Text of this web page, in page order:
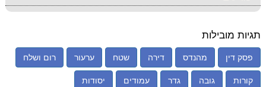
תגיות מובילות
פסק דין מהנדס דירה שטח ערעור רום ושלח
קורות גובה גדר עמודים יסודות